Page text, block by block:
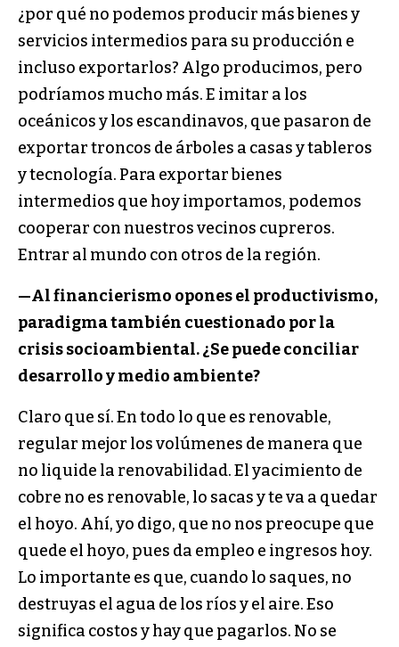
¿por qué no podemos producir más bienes y
servicios intermedios para su producción e
incluso exportarlos? Algo producimos, pero
podríamos mucho más. E imitar a los
oceánicos y los escandinavos, que pasaron de
exportar troncos de árboles a casas y tableros
y tecnología. Para exportar bienes
intermedios que hoy importamos, podemos
cooperar con nuestros vecinos cupreros.
Entrar al mundo con otros de la región.
—Al financierismo opones el productivismo,
paradigma también cuestionado por la
crisis socioambiental. ¿Se puede conciliar
desarrollo y medio ambiente?
Claro que sí. En todo lo que es renovable,
regular mejor los volúmenes de manera que
no liquide la renovabilidad. El yacimiento de
cobre no es renovable, lo sacas y te va a quedar
el hoyo. Ahí, yo digo, que no nos preocupe que
quede el hoyo, pues da empleo e ingresos hoy.
Lo importante es que, cuando lo saques, no
destruyas el agua de los ríos y el aire. Eso
significa costos y hay que pagarlos. No se